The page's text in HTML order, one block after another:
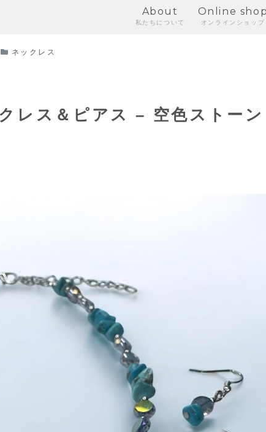
About
私たちについて
Online
オンラインショップ
ネックレス
レス＆ピアス – 空色ストーン